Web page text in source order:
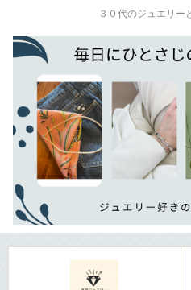
３０代のジュエリー